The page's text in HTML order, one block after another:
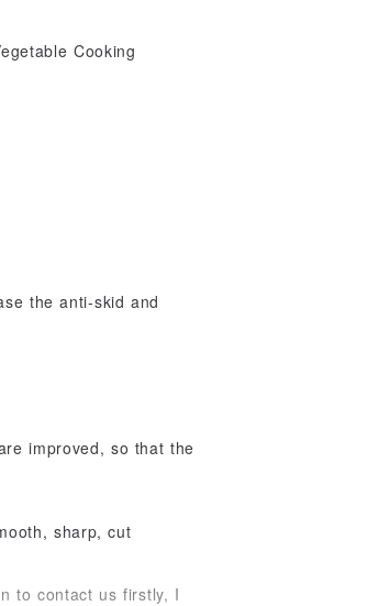
Cooking
the anti-skid and
improved, so that the
sharp, cut
to contact us firstly, I